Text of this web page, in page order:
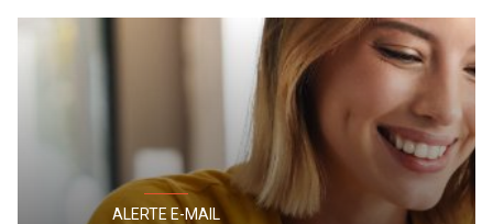
ALERTE E-MAIL